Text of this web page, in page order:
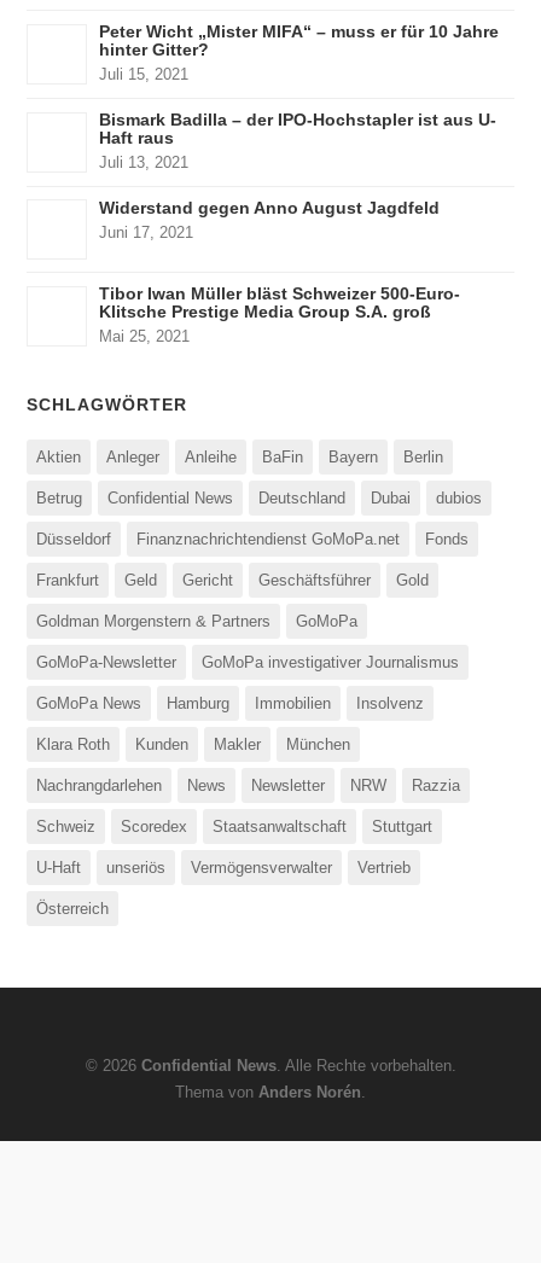
Peter Wicht „Mister MIFA“ – muss er für 10 Jahre
hinter Gitter?
Juli 15, 2021
Bismark Badilla – der IPO-Hochstapler ist aus U-
Haft raus
Juli 13, 2021
Widerstand gegen Anno August Jagdfeld
Juni 17, 2021
Tibor Iwan Müller bläst Schweizer 500-Euro-
Klitsche Prestige Media Group S.A. groß
Mai 25, 2021
SCHLAGWÖRTER
Aktien Anleger Anleihe BaFin Bayern Berlin
Betrug Confidential News Deutschland Dubai dubios
Düsseldorf Finanznachrichtendienst GoMoPa.net Fonds
Frankfurt Geld Gericht Geschäftsführer Gold
Goldman Morgenstern & Partners GoMoPa
GoMoPa-Newsletter GoMoPa investigativer Journalismus
GoMoPa News Hamburg Immobilien Insolvenz
Klara Roth Kunden Makler München
Nachrangdarlehen News Newsletter NRW Razzia
Schweiz Scoredex Staatsanwaltschaft Stuttgart
U-Haft unseriös Vermögensverwalter Vertrieb
Österreich
© 2026 Confidential News. Alle Rechte vorbehalten.
Thema von Anders Norén.